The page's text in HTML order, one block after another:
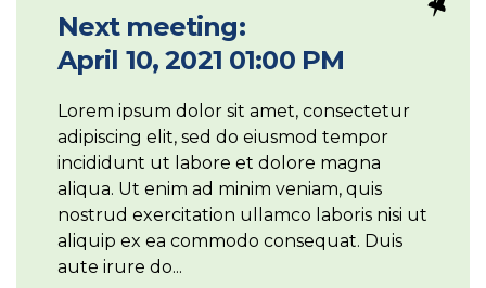
Next meeting:
April 10, 2021 01:00 PM
Lorem ipsum dolor sit amet, consectetur
adipiscing elit, sed do eiusmod tempor
incididunt ut labore et dolore magna
aliqua. Ut enim ad minim veniam, quis
nostrud exercitation ullamco laboris nisi ut
aliquip ex ea commodo consequat. Duis
aute irure do...